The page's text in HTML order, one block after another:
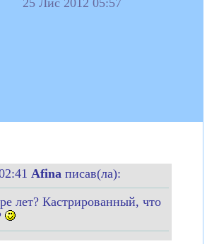
Afina писав(ла):
лет? Кастрированный, что